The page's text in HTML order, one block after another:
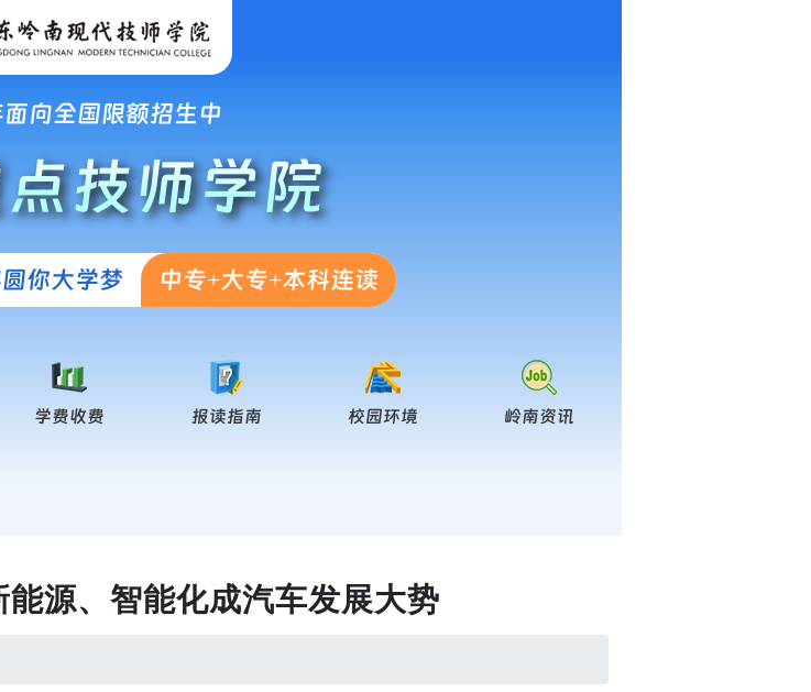
向全国限额招生中
技师学院
你大学梦 中专+大专+本科连读
学费收费 报读指南 校园环境 岭南资讯
源、智能化成汽车发展大势